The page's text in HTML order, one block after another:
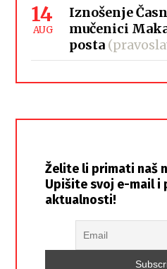
14
AUG
Iznošenje
mučenici
posta
Želite li primati naš
Upišite svoj e-mail i
aktualnosti!